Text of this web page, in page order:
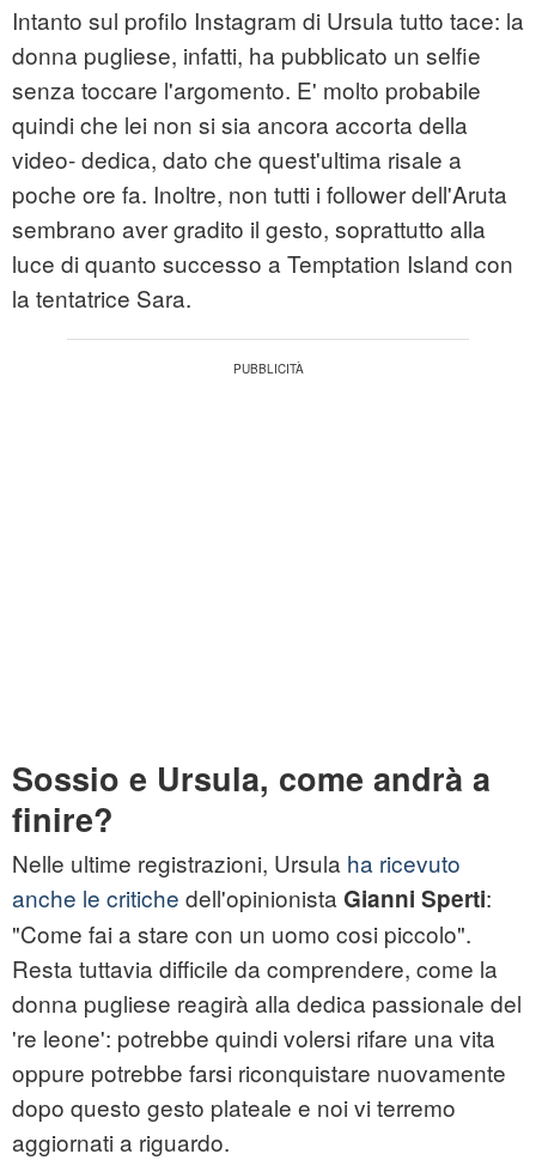
Intanto sul profilo Instagram di Ursula tutto tace: la
donna pugliese, infatti, ha pubblicato un selfie
senza toccare l'argomento. E' molto probabile
quindi che lei non si sia ancora accorta della
video- dedica, dato che quest'ultima risale a
poche ore fa. Inoltre, non tutti i follower dell'Aruta
sembrano aver gradito il gesto, soprattutto alla
luce di quanto successo a Temptation Island con
la tentatrice Sara.
Sossio e Ursula, come andrà a
finire?
Nelle ultime registrazioni, Ursula ha ricevuto
anche le critiche dell'opinionista Gianni Sperti:
"Come fai a stare con un uomo cosi piccolo".
Resta tuttavia difficile da comprendere, come la
donna pugliese reagirà alla dedica passionale del
're leone': potrebbe quindi volersi rifare una vita
oppure potrebbe farsi riconquistare nuovamente
dopo questo gesto plateale e noi vi terremo
aggiornati a riguardo.